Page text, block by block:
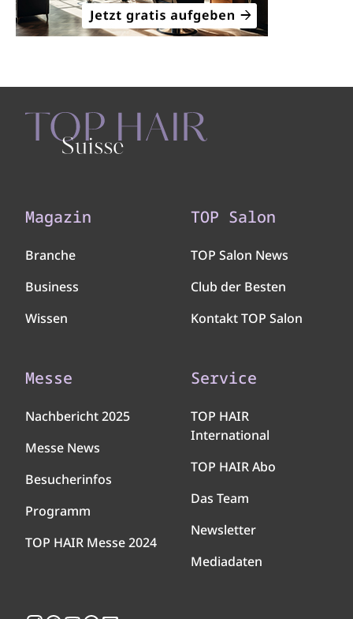
Magazin
Branche
Business
Wissen
TOP Salon
TOP Salon News
Club der Besten
Kontakt TOP Salon
Messe
Nachbericht 2025
Messe News
Besucherinfos
Programm
TOP HAIR Messe 2024
Service
TOP HAIR
International
TOP HAIR Abo
Das Team
Newsletter
Mediadaten